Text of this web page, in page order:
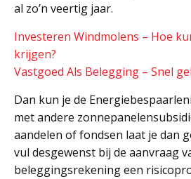
al zo’n veertig jaar.
Investeren Windmolens – Hoe
krijgen?
Vastgoed Als Belegging – Snel
Dan kun je de
met andere
aandelen of fondsen laat je dan
vul desgewenst bij de aanvraag
beleggingsrekening een